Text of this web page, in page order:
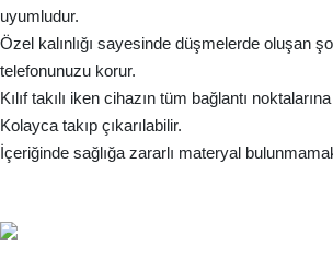
uyumludur.
Özel kalınlığı sayesinde düşmelerde oluşan
telefonunuzu korur.
Kılıf takılı iken cihazın tüm bağlantı
Kolayca takıp çıkarılabilir.
İçeriğinde sağlığa zararlı materyal